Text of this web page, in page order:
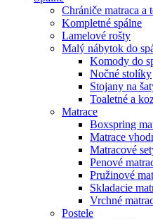
Chrániče matraca a
Kompletné spálne
Lamelové rošty
Malý nábytok do
Komody do
Nočné stolíky
Stojany na
Toaletné a
Matrace
Boxspring
Matrace
Matracové
Penové
Pružinové
Skladacie
Vrchné
Postele